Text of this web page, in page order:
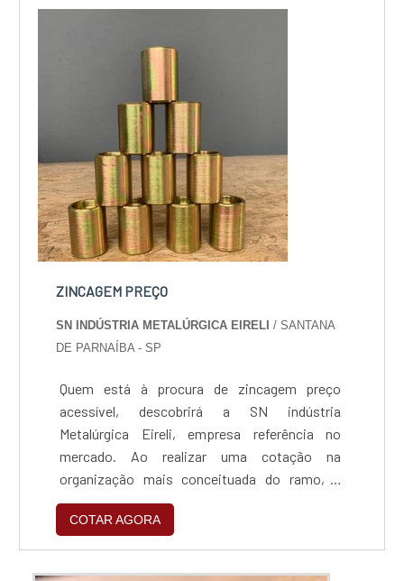
custo-benefício e um design completo de
ZINCAGEM PREÇO
SN INDÚSTRIA METALÚRGICA EIRELI/ SANTANA
DE PARNAÍBA - SP
Quem está à procura de zincagem preço
acessível, descobrirá a SN indústria
Metalúrgica Eireli, empresa referência no
mercado. Ao realizar uma cotação na
organização mais conceituada do ramo, o
cliente contará com serviços de excelência e o
suporte de especialistas para sanar eventuais
dúvidas.ZINCAGEM PREÇO JUSTO E
ACESSÍVELQuem procura por zincagem preço
COTAR AGORA